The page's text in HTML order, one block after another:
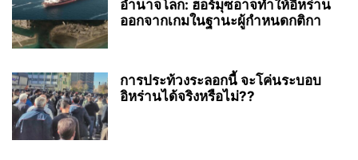
อำนาจโลก: ฮอร์มุซอาจทำให้อิหร่าน
ออกจากเกมในฐานะผู้กำหนดกติกา
การประท้วงระลอกนี้ จะโค่นระบอบ
อิหร่านได้จริงหรือไม่??